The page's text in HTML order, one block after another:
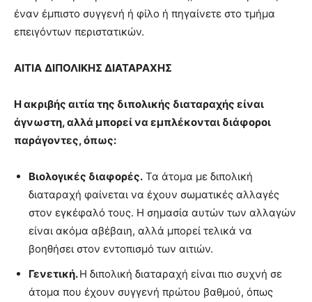
έναν έμπιστο συγγενή ή φίλο ή πηγαίνετε στο τμήμα
επειγόντων περιστατικών.
ΑΙΤΙΑ ΔΙΠΟΛΙΚΗΣ ΔΙΑΤΑΡΑΧΗΣ
Η ακριβής αιτία της διπολικής διαταραχής είναι
άγνωστη, αλλά μπορεί να εμπλέκονται διάφοροι
παράγοντες, όπως:
Βιολογικές διαφορές. Τα άτομα με διπολική
διαταραχή φαίνεται να έχουν σωματικές αλλαγές
στον εγκέφαλό τους. Η σημασία αυτών των αλλαγών
είναι ακόμα αβέβαιη, αλλά μπορεί τελικά να
βοηθήσει στον εντοπισμό των αιτιών.
Γενετική.Η διπολική διαταραχή είναι πιο συχνή σε
άτομα που έχουν συγγενή πρώτου βαθμού, όπως